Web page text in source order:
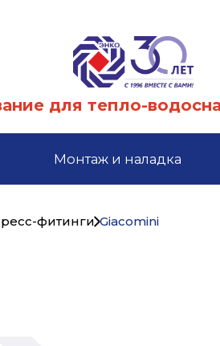
для тепло-
Монтаж и наладка
фитинги Giacomini